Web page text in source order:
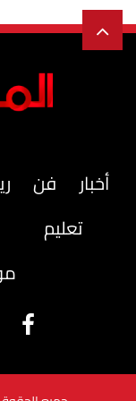
أخبار فن
تعليم